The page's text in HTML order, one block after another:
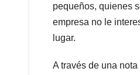
pequeños, quienes
empresa no le
lugar.
A través de una